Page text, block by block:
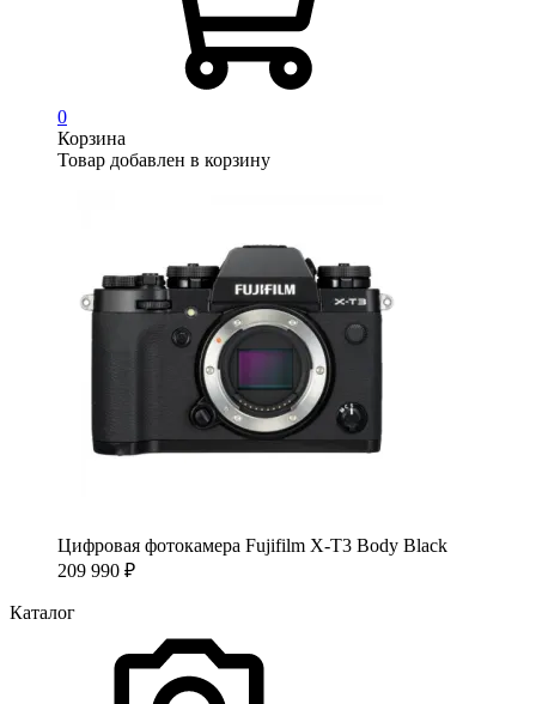
0
Корзина
Товар добавлен в корзину
Цифровая фотокамера Fujifilm X-T3 Body Black
209 990 ₽
Каталог